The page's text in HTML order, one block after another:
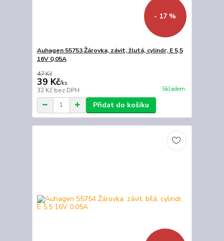
- 17 %
Auhagen 55753 Žárovka, závit, žlutá, cylindr, E 5,5
16V 0,05A
47 Kč
39 Kč/ks
32 Kč bez DPH Skladem
Přidat do košíku